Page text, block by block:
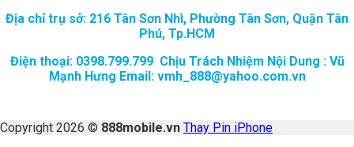
Địa chỉ trụ sở: 216 Tân Sơn Nhì, Phường Tân Sơn, Quận Tân
Phú, Tp.HCM
Điện thoại: 0398.799.799 Chịu Trách Nhiệm Nội Dung : Vũ
Mạnh Hưng Email: vmh_888@yahoo.com.vn
Copyright 2026 © 888mobile.vn Thay Pin iPhone